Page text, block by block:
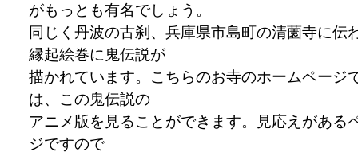
がもっとも有名でしょう。
同じく丹波の古刹、兵庫県市島町の清薗寺に伝
縁起絵巻に鬼伝説が
描かれています。こちらのお寺のホームページ
は、この鬼伝説の
アニメ版を見ることができます。見応えがある
ジですので